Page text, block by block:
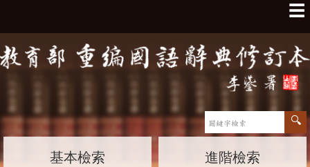
☰
基本檢索 進階檢索